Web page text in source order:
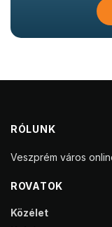
RÓLUNK
Veszprém város
ROVATOK
Közélet